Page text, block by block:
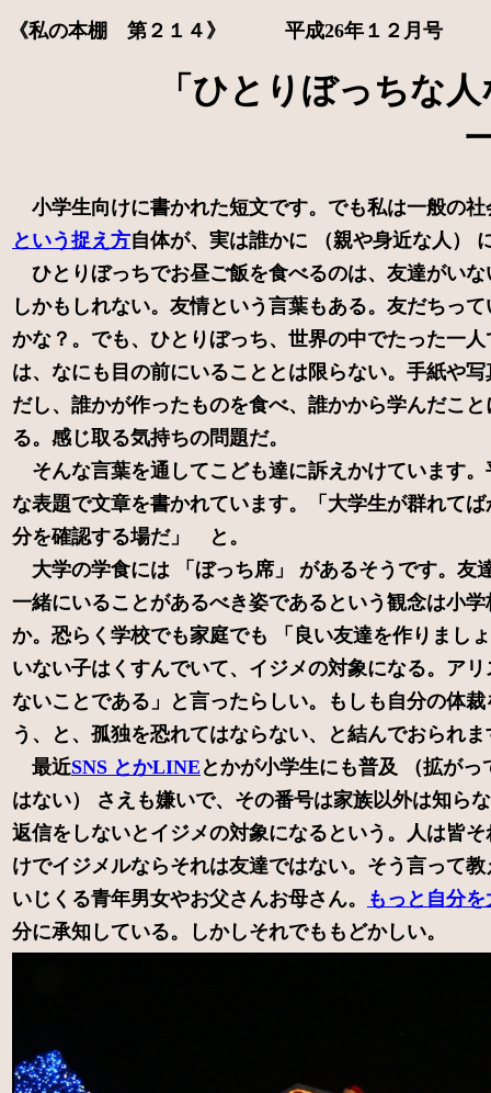
《私の本棚 第２１４》 平成26年１２月号
「ひとりぼっちな人な
一ノ瀬
小学生向けに書かれた短文です。でも私は一般の
という捉え方自体が、実は誰かに （親や身近な人）
ひとりぼっちでお昼ご飯を食べるのは、友達がい
しかもしれない。友情という言葉もある。友だちっ
かな？。でも、ひとりぼっち、世界の中でたった一
は、なにも目の前にいることとは限らない。手紙や
だし、誰かが作ったものを食べ、誰かから学んだこ
る。感じ取る気持ちの問題だ。
そんな言葉を通してこども達に訴えかけています
な表題で文章を書かれています。「大学生が群れて
分を確認する場だ」 と。
大学の学食には 「ぼっち席」 があるそうです。友
一緒にいることがあるべき姿であるという観念は小
か。恐らく学校でも家庭でも 「良い友達を作りまし
いない子はくすんでいて、イジメの対象になる。ア
ないことである」と言ったらしい。もしも自分の体
う、と、孤独を恐れてはならない、と結んでおられま
最近SNS とかLINE とかが小学生にも普及 （拡が
はない） さえも嫌いで、その番号は家族以外は知ら
返信をしないとイジメの対象になるという。人は皆
けでイジメルならそれは友達ではない。そう言って
いじくる青年男女やお父さんお母さん。
もっと自分
分に承知している。しかしそれでももどかしい。